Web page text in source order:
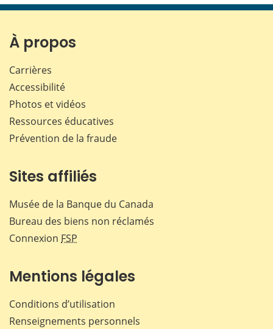
À propos
Carrières
Accessibilité
Photos et vidéos
Ressources éducatives
Prévention de la fraude
Sites affiliés
Musée de la Banque du Canada
Bureau des biens non réclamés
Connexion FSP
Mentions légales
Conditions d’utilisation
Renseignements personnels